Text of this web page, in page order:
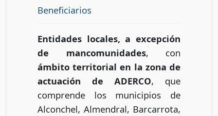
Beneficiarios
Entidades locales, a excepción
de mancomunidades, con
ámbito territorial en la zona de
actuación de ADERCO, que
comprende los municipios de
Alconchel, Almendral, Barcarrota,